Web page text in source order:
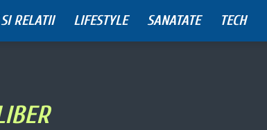
RELATII LIFESTYLE SANATATE TECH